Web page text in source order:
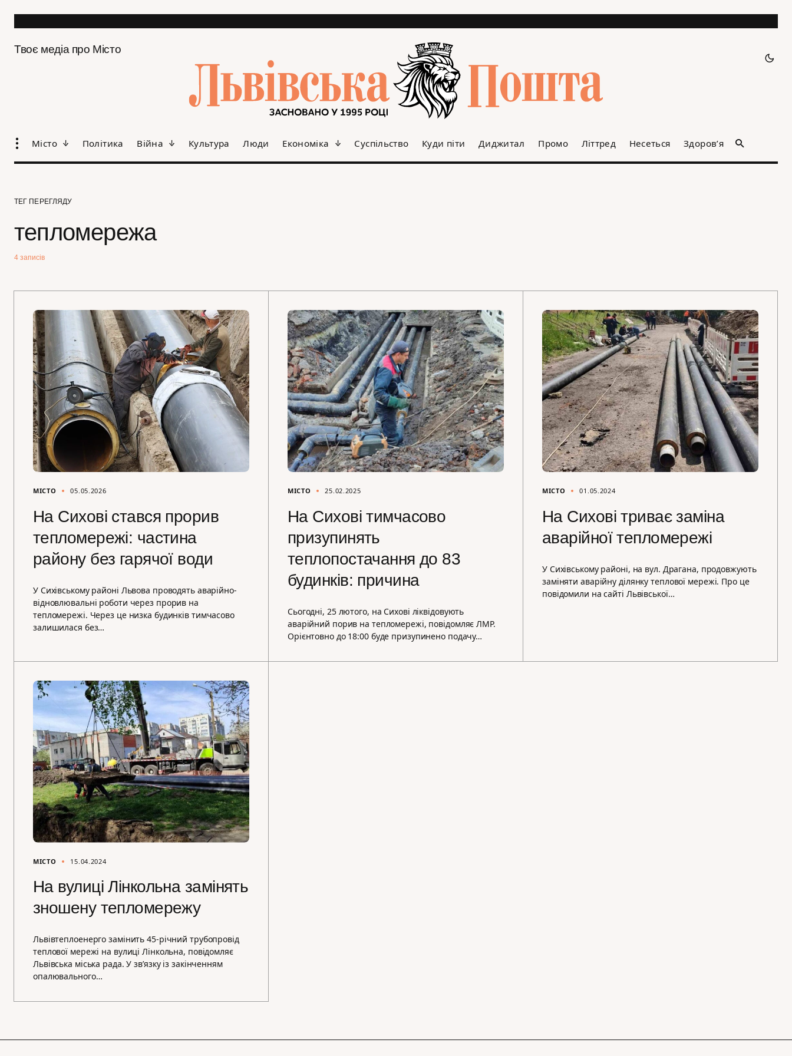
Твоє медіа про Місто
Місто Політика Війна Культура Люди Економіка Суспільство Куди піти Диджитал Промо Літтред Несеться Здоров’я
ТЕГ ПЕРЕГЛЯДУ
тепломережа
4 записів
МІСТО 05.05.2026
На Сихові стався прорив
тепломережі: частина
району без гарячої води
У Сихівському районі Львова проводять аварійно-
відновлювальні роботи через прорив на
тепломережі. Через це низка будинків тимчасово
залишилася без…
МІСТО 25.02.2025
На Сихові тимчасово
призупинять
теплопостачання до 83
будинків: причина
Сьогодні, 25 лютого, на Сихові ліквідовують
аварійний порив на тепломережі, повідомляє ЛМР.
Орієнтовно до 18:00 буде призупинено подачу…
МІСТО 01.05.2024
На Сихові триває заміна
аварійної тепломережі
У Сихівському районі, на вул. Драгана, продовжують
заміняти аварійну ділянку теплової мережі. Про це
повідомили на сайті Львівської…
МІСТО 15.04.2024
На вулиці Лінкольна замінять
зношену тепломережу
Львівтеплоенерго замінить 45-річний трубопровід
теплової мережі на вулиці Лінкольна, повідомляє
Львівська міська рада. У зв’язку із закінченням
опалювального…